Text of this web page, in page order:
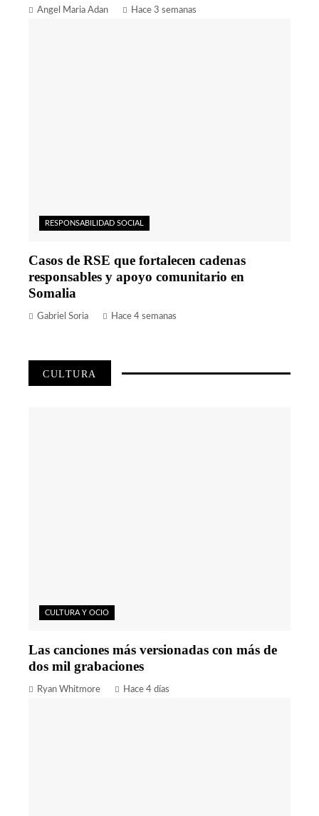
Angel Maria Adan Hace 3 semanas
RESPONSABILIDAD SOCIAL
Casos de RSE que fortalecen cadenas
responsables y apoyo comunitario en
Somalia
Gabriel Soria Hace 4 semanas
CULTURA
CULTURA Y OCIO
Las canciones más versionadas con más de
dos mil grabaciones
Ryan Whitmore Hace 4 días